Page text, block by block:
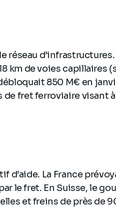
réseau
km de voies capillaires
850 M€ en
de fret ferroviaire visant
d’aide. La France
le fret. En Suisse, le
et freins de près de